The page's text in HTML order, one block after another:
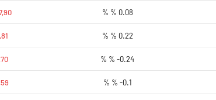
% % 0.08
% % 0.22
% % -0.24
% % -0.1